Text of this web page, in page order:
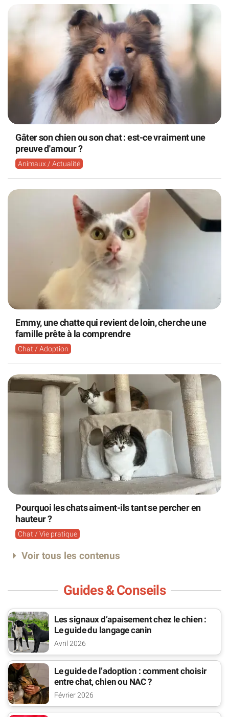
Gâter son chien ou son chat : est-ce vraiment une
preuve d'amour ?
Animaux / Actualité
Emmy, une chatte qui revient de loin, cherche une
famille prête à la comprendre
Chat / Adoption
Pourquoi les chats aiment-ils tant se percher en
hauteur ?
Chat / Vie pratique
Voir tous les contenus
Guides & Conseils
Les signaux d’apaisement chez le chien :
Le guide du langage canin
Avril 2026
Le guide de l’adoption : comment choisir
entre chat, chien ou NAC ?
Février 2026